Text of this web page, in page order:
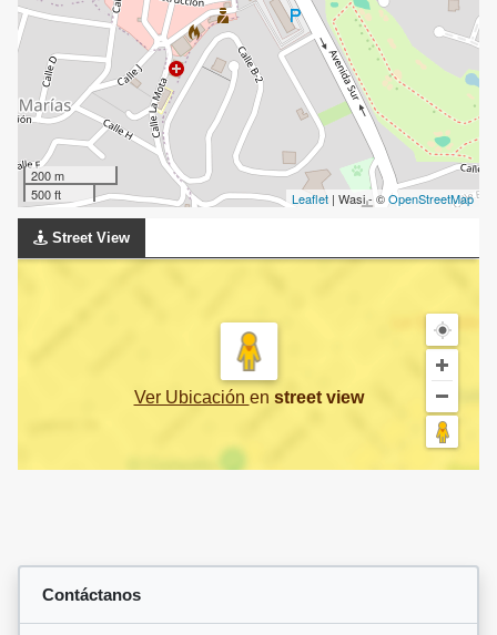
200 m
500 ft
Leaflet | Wasi - ©OpenStreetMap
Street View
Ver Ubicación en street view
Contáctanos